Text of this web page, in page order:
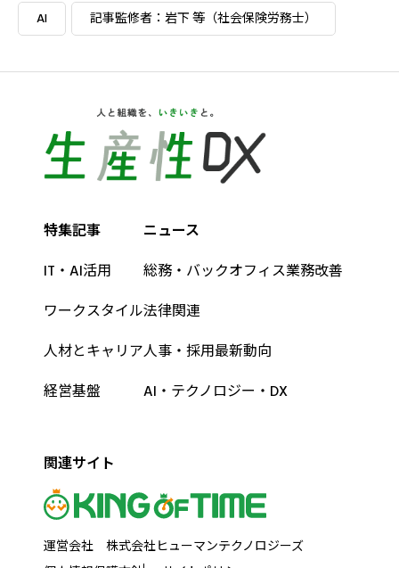
AI 記事監修者：岩下 等（社会保険労務士）
特集記事
IT・AI活用
ワークスタイル
人材とキャリア
経営基盤
ニュース
総務・バックオフィス業務改善
法律関連
人事・採用最新動向
AI・テクノロジー・DX
関連サイト
運営会社 株式会社ヒューマンテクノロジーズ